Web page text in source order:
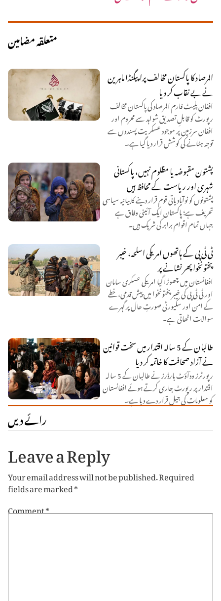
متعلقہ مضامین
المرصاد کا پاکستان مخالف پراپیگنڈا ماہرین
نے بے نقاب کر دیا
افغان پلیٹ فارم المرصاد کی پاکستان مخالف
رپورٹ کو قابلِ تصدیق شواہد سے محروم اور
افغان سرزمین پر موجود عسکریت پسندوں سے
توجہ ہٹانے کی کوشش قرار دیا گیا ہے۔
پشتون مقبوضہ یا مظلوم نہیں، پاکستانی
شہری اور ریاست کے محافظ ہیں
پشتونوں کو نوآبادیاتی قوم قرار دینے کا بیانیہ سیاسی
تحریف ہے؛ پاکستان ایک آئینی وفاق ہے
جہاں تمام اقوام برابر کی شریک ہیں۔
ٹی ٹی پی کے ہاتھوں امریکی اسلحہ، خیبر
پختونخوا پھر نشانے پر
افغانستان میں چھوڑا گیا امریکی عسکری سامان
اور ٹی ٹی پی کی خیبر پختونخوا میں پیش قدمی، خطے
کے امن اور سکیورٹی صورتِ حال پر گہرے
سوالات اٹھاتی ہے۔
طالبان کے 5 سالہ اقتدار میں سخت قوانین
نے آزاد صحافت کا خاتمہ کر دیا
رپورٹرز ودآؤٹ بارڈرز نے طالبان کے 5 سالہ
اقتدار پر رپورٹ جاری کرتے ہوئے افغانستان
کو معلومات کی جیل قرار دے دیا ہے۔
رائے دیں
Leave a Reply
Your email address will not be published.Required
fields are marked*
Comment*